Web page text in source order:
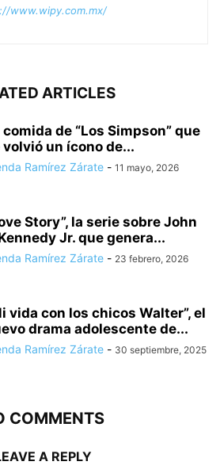
www.wipy.com.mx/
ARTICLES
comida de “Los Simpson” que
volvió un ícono de...
Ramírez Zárate - 11 mayo, 2026
Story”, la serie sobre John
Jr. que genera...
Ramírez Zárate - 23 febrero, 2026
vida con los chicos Walter”, el
drama adolescente de...
Ramírez Zárate - 30 septiembre, 2025
COMMENTS
A REPLY